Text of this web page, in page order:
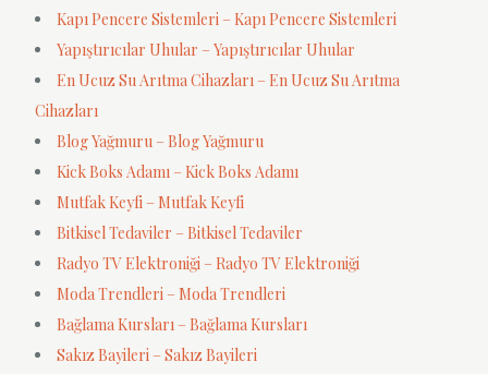
Kapı Pencere Sistemleri – Kapı Pencere Sistemleri
Yapıştırıcılar Uhular – Yapıştırıcılar Uhular
En Ucuz Su Arıtma Cihazları – En Ucuz Su Arıtma
Cihazları
Blog Yağmuru – Blog Yağmuru
Kick Boks Adamı – Kick Boks Adamı
Mutfak Keyfi – Mutfak Keyfi
Bitkisel Tedaviler – Bitkisel Tedaviler
Radyo TV Elektroniği – Radyo TV Elektroniği
Moda Trendleri – Moda Trendleri
Bağlama Kursları – Bağlama Kursları
Sakız Bayileri – Sakız Bayileri